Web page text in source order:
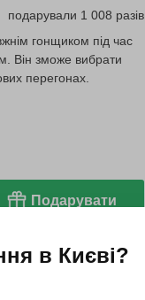
подарували 1 008 разів
гонщиком під час
Він зможе вибрати
перегонах.
Подарувати
в Києві?